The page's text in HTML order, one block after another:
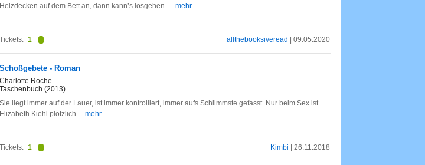
Heizdecken auf dem Bett an, dann kann’s losgehen. ... mehr
allthebooksiveread | 09.05.2020
Tickets: 1
Schoßgebete - Roman
Charlotte Roche
Taschenbuch (2013)
Sie liegt immer auf der Lauer, ist immer kontrolliert, immer aufs Schlimmste gefasst. Nur beim Sex ist
Elizabeth Kiehl plötzlich ... mehr
Kimbi | 26.11.2018
Tickets: 1